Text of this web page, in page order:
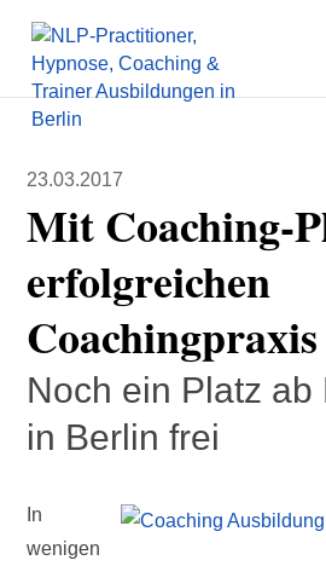
23.03.2017
Mit Coaching-
erfolgreichen
Coachingpraxis
Noch ein Platz ab
in Berlin frei
In
wenigen